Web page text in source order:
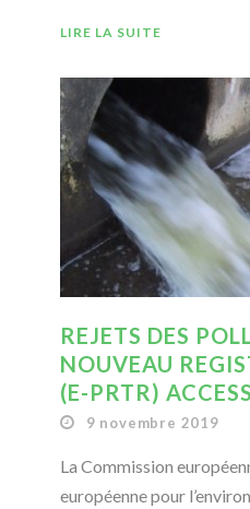
LIRE LA SUITE
REJETS DES
NOUVEAU
(E-PRTR)
9 novembre 2019
La Commission
européenne pour